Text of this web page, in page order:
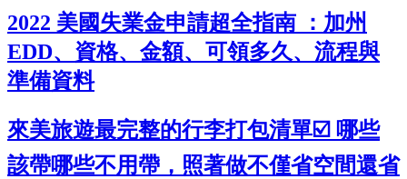
2022 美國失業金申請超全指南 ：加州
EDD、資格、金額、可領多久、流程與
準備資料
來美旅遊最完整的行李打包清單☑️ 哪些
該帶哪些不用帶，照著做不僅省空間還省